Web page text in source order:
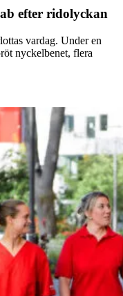
efter ridolyckan
vardag. Under en
nyckelbenet, flera